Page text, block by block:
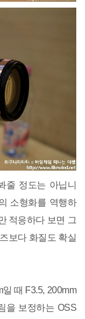
줄 정도는 아닙니
소형화를 역행하
적응하다 보면 그
보다 화질도 확실
때 F3.5, 200mm
을 보정하는 OSS